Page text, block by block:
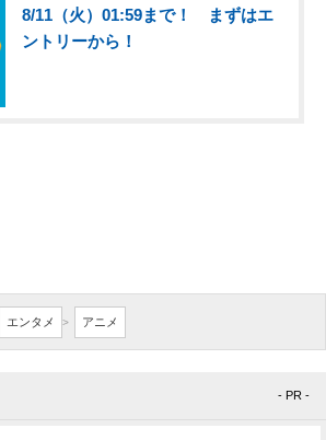
8/11（火）01:59まで！ まずはエ
ントリーから！
エンタメ > アニメ
- PR -